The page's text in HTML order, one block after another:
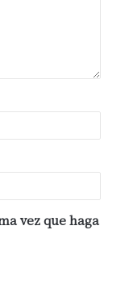
vez que haga